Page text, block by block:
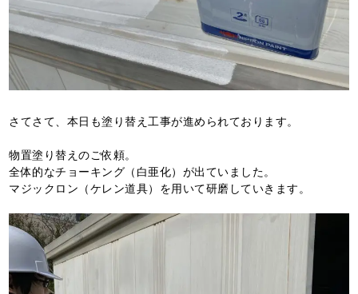
さてさて、本日も塗り替え工事が進められております。
物置塗り替えのご依頼。
全体的なチョーキング（白亜化）が出ていました。
マジックロン（ケレン道具）を用いて研磨していきます。